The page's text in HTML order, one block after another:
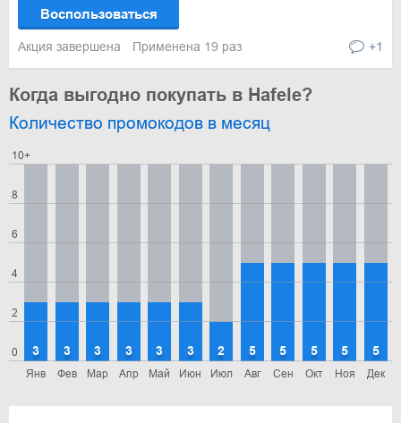
Воспользоваться
Акция завершена Применена 19 раз +1
Когда выгодно покупать в Hafele?
Количество промокодов в месяц
0
2
4
6
8
10+
Янв
3
Фев
3
Мар
3
Апр
3
Май
3
Июн
3
Июл
2
Авг
5
Сен
5
Окт
5
Ноя
5
Дек
5